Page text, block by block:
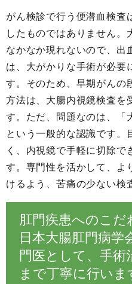
がん検診で行う便潜血検査
したものではありません。
なかなか現れないので、出
は、大がかりな手術が必要
す。そのため、早期がんの
方法は、大腸内視鏡検査を
す。ただ、問題なのは、「
という一般的な認識です。
く、内視鏡で手軽に切除で
す。専門性を活かして、よ
けるよう、苦痛の少ない検
肛門疾患へのこだ
日本大腸肛門病学
門医として、手術
まで丁寧に行いま